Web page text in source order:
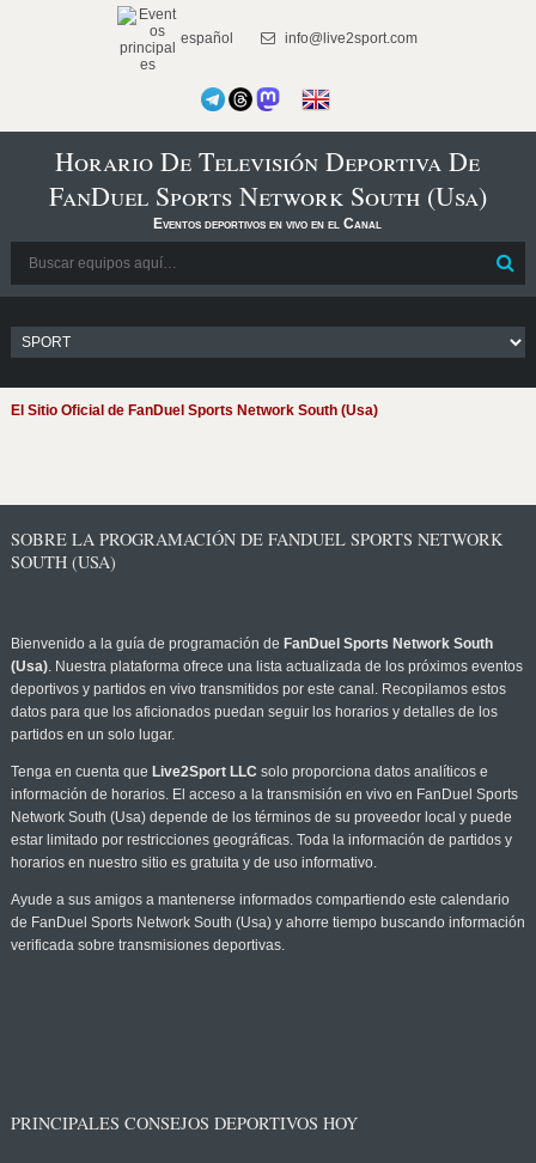
español info@live2sport.com
Horario De Televisión Deportiva De
FanDuel Sports Network South (Usa)
Eventos deportivos en vivo en el Canal
El Sitio Oficial de FanDuel Sports Network South (Usa)
SOBRE LA PROGRAMACIÓN DE FANDUEL SPORTS NETWORK
SOUTH (USA)
Bienvenido a la guía de programación de FanDuel Sports Network South
(Usa). Nuestra plataforma ofrece una lista actualizada de los próximos eventos
deportivos y partidos en vivo transmitidos por este canal. Recopilamos estos
datos para que los aficionados puedan seguir los horarios y detalles de los
partidos en un solo lugar.
Tenga en cuenta que Live2Sport LLC solo proporciona datos analíticos e
información de horarios. El acceso a la transmisión en vivo en FanDuel Sports
Network South (Usa) depende de los términos de su proveedor local y puede
estar limitado por restricciones geográficas. Toda la información de partidos y
horarios en nuestro sitio es gratuita y de uso informativo.
Ayude a sus amigos a mantenerse informados compartiendo este calendario
de FanDuel Sports Network South (Usa) y ahorre tiempo buscando información
verificada sobre transmisiones deportivas.
PRINCIPALES CONSEJOS DEPORTIVOS HOY